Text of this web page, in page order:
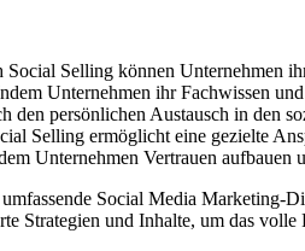
Social Selling können Unternehmen
Unternehmen ihr Fachwissen
den persönlichen Austausch in den
Selling ermöglicht eine gezielte
Unternehmen Vertrauen aufbauen
Social Media Marketing-
Strategien und Inhalte, um das